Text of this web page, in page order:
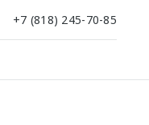
+7 (818) 245-70-85